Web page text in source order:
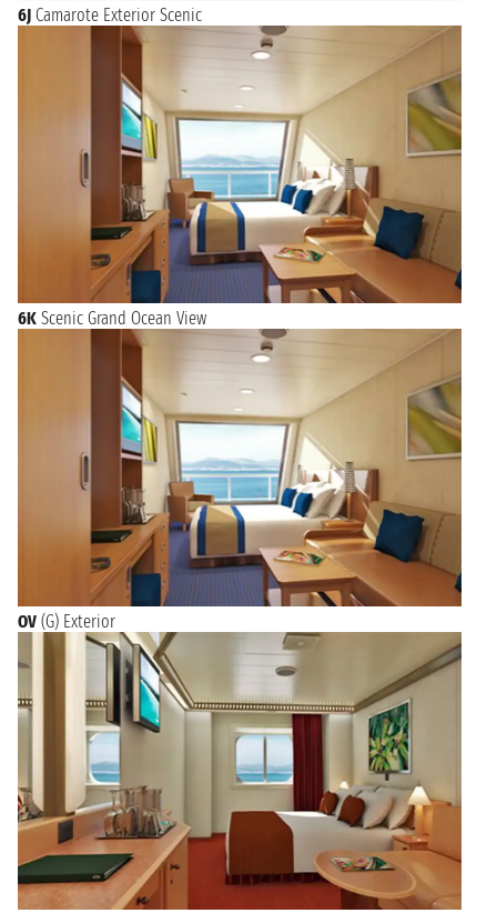
6J Camarote Exterior Scenic
6K Scenic Grand Ocean View
OV (G) Exterior